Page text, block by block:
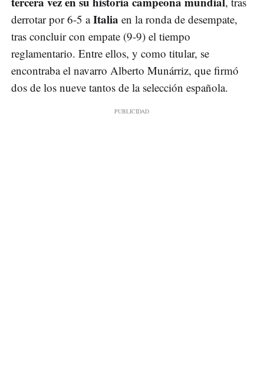
derrotar por 6-5 aItalia en la ronda de desempate,
tras concluir con empate (9-9) el tiempo
reglamentario. Entre ellos, y como titular, se
encontraba el navarro Alberto Munárriz, que firmó
dos de los nueve tantos de la selección española.